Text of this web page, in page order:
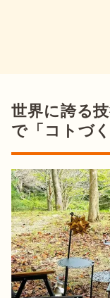
世界に誇る
で「コトづ